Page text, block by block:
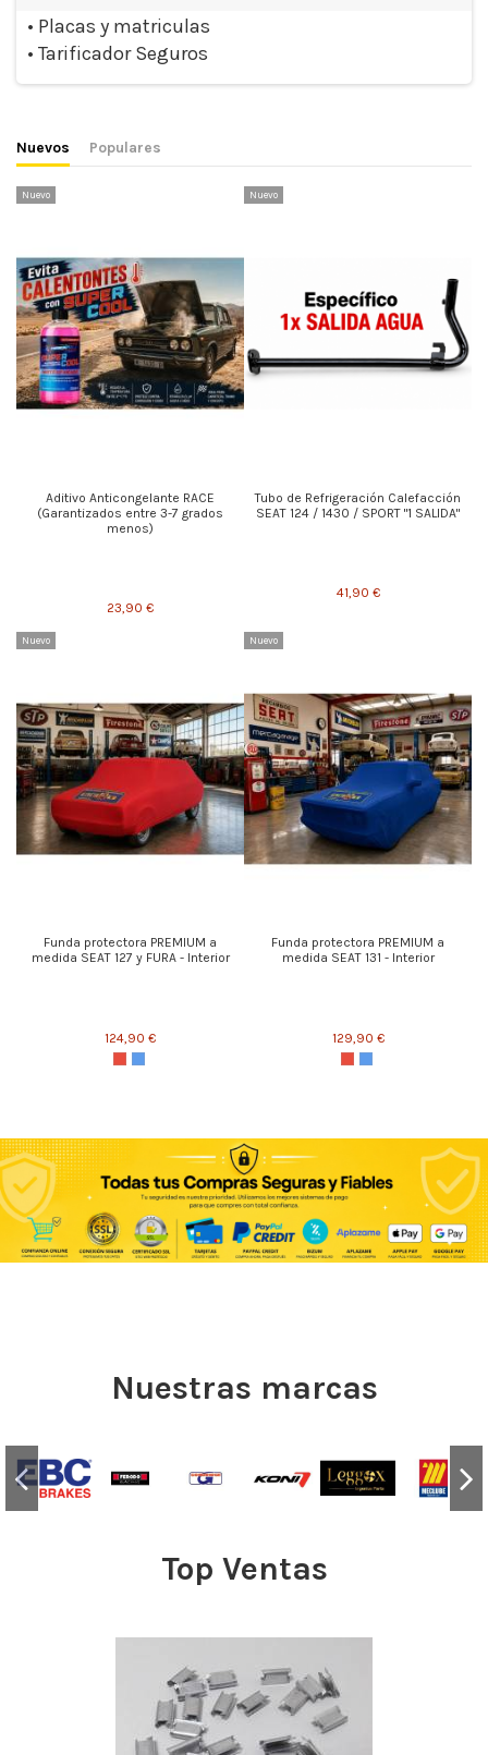
• Placas y matriculas
• Tarificador Seguros
Nuevos Populares
Nuevo
Aditivo Anticongelante RACE
(Garantizados entre 3-7 grados
menos)
23,90 €
Nuevo
Tubo de Refrigeración Calefacción
SEAT 124 / 1430 / SPORT "1 SALIDA"
41,90 €
Nuevo
Funda protectora PREMIUM a
medida SEAT 127 y FURA - Interior
124,90 €
Nuevo
Funda protectora PREMIUM a
medida SEAT 131 - Interior
129,90 €
Nuestras marcas
Top Ventas